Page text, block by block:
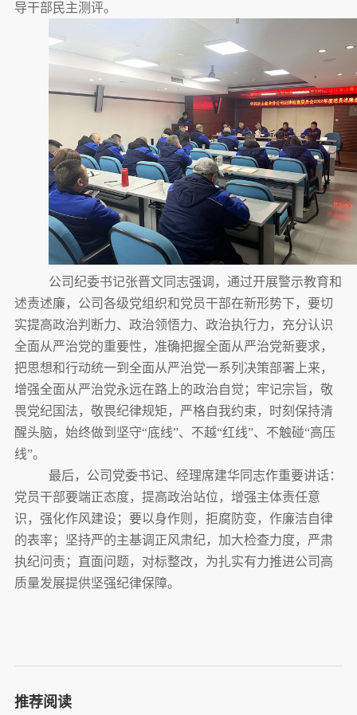
导干部民主测评。
公司纪委书记张晋文同志强调，通过开展警示教育和
述责述廉，公司各级党组织和党员干部在新形势下， 要切
实提高政治判断力、政治领悟力、政治执行力， 充分认识
全面从严治党的重要性，准确把握全面从严治党新要求，
把思想和行动统一到全面从严治党一系列决策部署上来，
增强全面从严治党永远在路上的政治自觉； 牢记宗旨，敬
畏党纪国法，敬畏纪律规矩，严格自我约束，时刻保持清
醒头脑，始终做到坚守“底线”、不越“红线”、不触碰“高压
线”。
最后，公司党委书记、经理席建华同志作重要讲话：
党员干部要端正态度，提高政治站位， 增强主体责任意
识，强化作风建设；要以身作则，拒腐防变，作廉洁自律
的表率；坚持严的主基调正风肃纪，加大检查力度，严肃
执纪问责；直面问题，对标整改， 为扎实有力推进公司 高
质量发展提供坚强纪律保障。
推荐阅读